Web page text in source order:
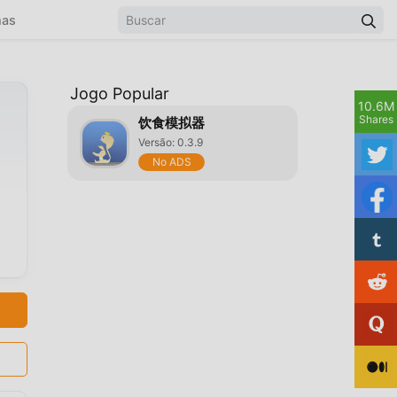
Jogo Popular
饮食模拟器
Versão: 0.3.9
No ADS
10.6M
Shares